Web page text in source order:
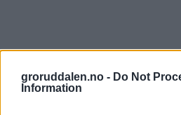
groruddalen.no - Do Not
Information